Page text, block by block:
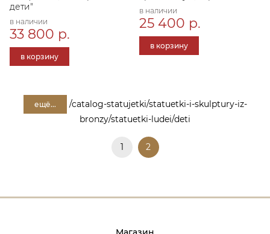
дети"
в наличии
33 800 р.
в корзину
в наличии
25 400 р.
в корзину
ещё...
/catalog-statujetki/statuetki-i-skulptury-iz-
bronzy/statuetki-ludei/deti
1 2